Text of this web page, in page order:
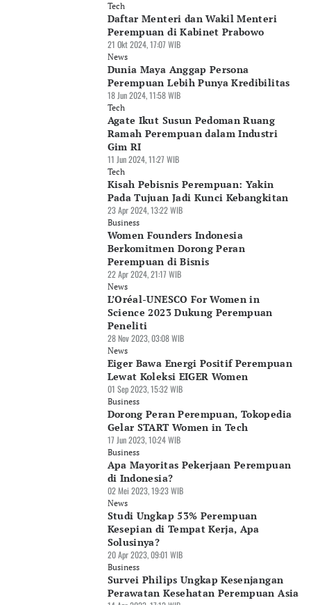
Tech
Daftar Menteri dan Wakil Menteri
Perempuan di Kabinet Prabowo
21 Okt 2024, 17:07 WIB
News
Dunia Maya Anggap Persona
Perempuan Lebih Punya Kredibilitas
18 Jun 2024, 11:58 WIB
Tech
Agate Ikut Susun Pedoman Ruang
Ramah Perempuan dalam Industri
Gim RI
11 Jun 2024, 11:27 WIB
Tech
Kisah Pebisnis Perempuan: Yakin
Pada Tujuan Jadi Kunci Kebangkitan
23 Apr 2024, 13:22 WIB
Business
Women Founders Indonesia
Berkomitmen Dorong Peran
Perempuan di Bisnis
22 Apr 2024, 21:17 WIB
News
L’Oréal-UNESCO For Women in
Science 2023 Dukung Perempuan
Peneliti
28 Nov 2023, 03:08 WIB
News
Eiger Bawa Energi Positif Perempuan
Lewat Koleksi EIGER Women
01 Sep 2023, 15:32 WIB
Business
Dorong Peran Perempuan, Tokopedia
Gelar START Women in Tech
17 Jun 2023, 10:24 WIB
Business
Apa Mayoritas Pekerjaan Perempuan
di Indonesia?
02 Mei 2023, 19:23 WIB
News
Studi Ungkap 53% Perempuan
Kesepian di Tempat Kerja, Apa
Solusinya?
20 Apr 2023, 09:01 WIB
Business
Survei Philips Ungkap Kesenjangan
Perawatan Kesehatan Perempuan Asia